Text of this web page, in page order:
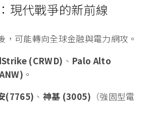
現代戰爭的新前線
，可能轉向全球金融與電力網攻。
(CRWD) 、 Palo Alto
。
(7765) 、 神基 (3005) （強固型電